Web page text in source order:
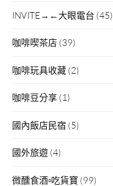
INVITE→←大眼電台 (45)
咖啡喫茶店 (39)
咖啡玩具收藏 (2)
咖啡豆分享 (1)
國內飯店民宿 (5)
國外旅遊 (4)
微醺食酒▫吃貨寶 (99)